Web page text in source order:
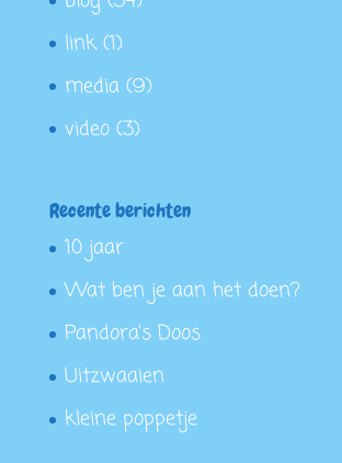
link(1)
media(9)
video(3)
Recente berichten
10 jaar
Wat ben je aan het doen?
Pandora’s Doos
Uitzwaaien
kleine poppetje